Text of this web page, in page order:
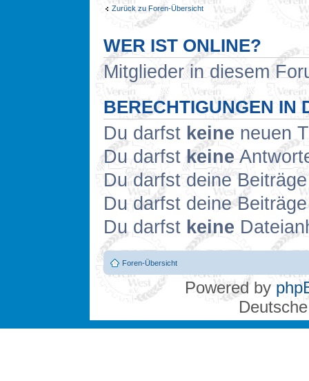
Zurück zu Foren-Übersicht
WER IST ONLINE?
Mitglieder in diesem
BERECHTIGUNGEN IN
Du darfst keine neuen
Du darfst keine
Du darfst deine
Du darfst deine
Du darfst keine
Foren-Übersicht
Powered by